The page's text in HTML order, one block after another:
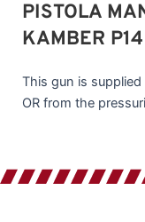
PISTOLA
KAMBER P14
This gun is
OR from the